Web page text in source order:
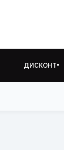
ДИСКОНТ▾